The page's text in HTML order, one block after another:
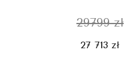
29799 zł
27 713 zł